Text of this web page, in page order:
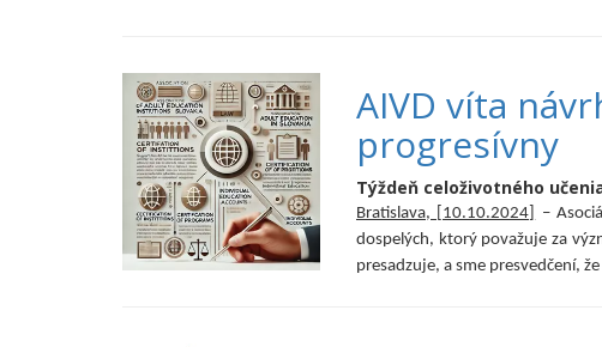
AIVD víta
progresívny
Týždeň celoživotného
Bratislava, [10.10.2024]
–
dospelých, ktorý považuje za
presadzuje, a sme presvedčení,